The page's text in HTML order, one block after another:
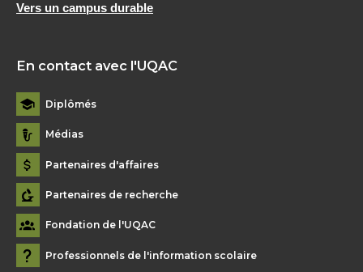
Vers un campus durable
En contact avec l'UQAC
Diplômés
Médias
Partenaires d'affaires
Partenaires de recherche
Fondation de l'UQAC
Professionnels de l'information scolaire